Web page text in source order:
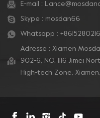
E-mail :
Skype : mosdan66
Whatsapp :
Adresse : Xiamen
902-6, NO. 1116 Jimei
High-tech Zone,